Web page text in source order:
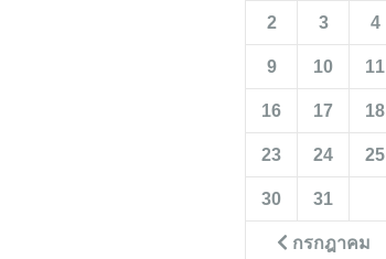
กรกฎาคม
2 3 4
9 10 11
16 17 18
23 24 25
30 31